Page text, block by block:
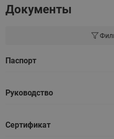
Документы
Паспорт
Руководство
Сертификат